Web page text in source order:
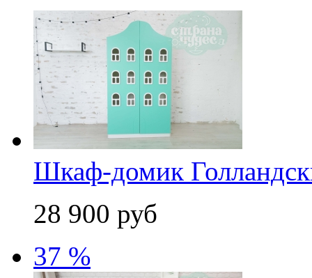
Шкаф-домик
28 900 руб
37 %